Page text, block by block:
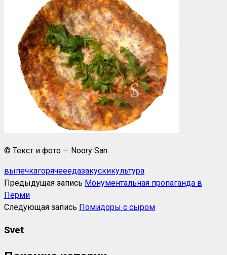
© Текст и фото — Noory San.
выпечкагорячееедазакускикультура
Предыдущая запись Монументальная пропаганда в
Перми
Следующая запись Помидоры с сыром
Svet